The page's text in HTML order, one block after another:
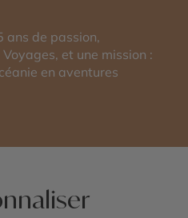
ans de passion,
et une mission :
en aventures